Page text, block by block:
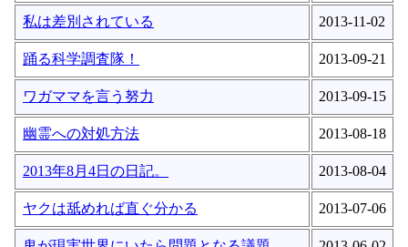
私は差別されている 2013-11-02
踊る科学調査隊！ 2013-09-21
ワガママを言う努力 2013-09-15
幽霊への対処方法 2013-08-18
2013年8月4日の日記。 2013-08-04
ヤクは舐めれば直ぐ分かる 2013-07-06